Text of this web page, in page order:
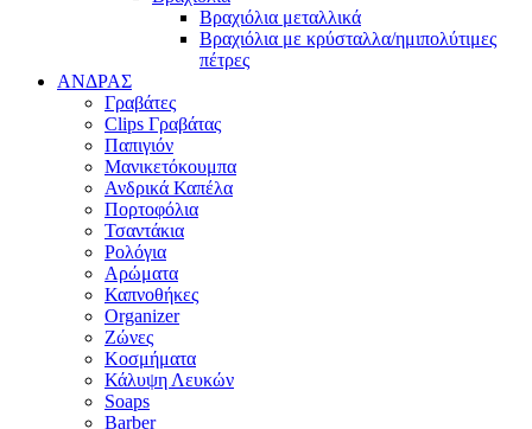
Βραχιόλια μεταλλικά
Βραχιόλια με κρύσταλλα/ημιπολύτιμες
πέτρες
ΑΝΔΡΑΣ
Γραβάτες
Clips Γραβάτας
Παπιγιόν
Μανικετόκουμπα
Ανδρικά Καπέλα
Πορτοφόλια
Τσαντάκια
Ρολόγια
Αρώματα
Καπνοθήκες
Organizer
Ζώνες
Κοσμήματα
Κάλυψη Λευκών
Soaps
Barber